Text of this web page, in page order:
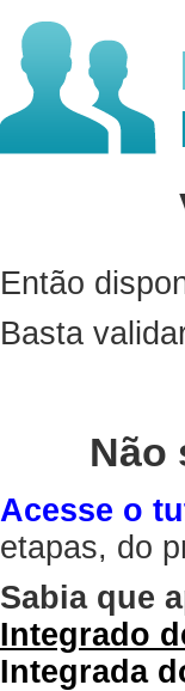
Então
Basta
Não
Acesse o
etapas, do
Sabia que
Integrado
Integrada